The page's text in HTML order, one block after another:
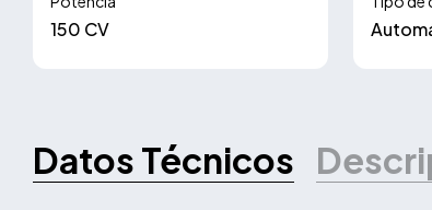
150 CV
Datos Técnicos